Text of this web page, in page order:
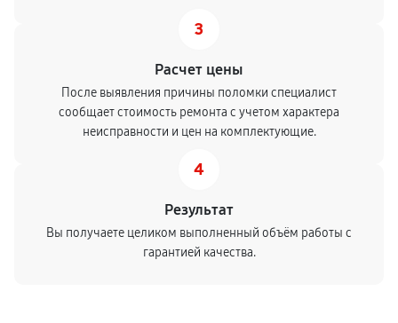
3
Расчет цены
После выявления причины поломки специалист
сообщает стоимость ремонта с учетом характера
неисправности и цен на комплектующие.
4
Результат
Вы получаете целиком выполненный объём работы с
гарантией качества.